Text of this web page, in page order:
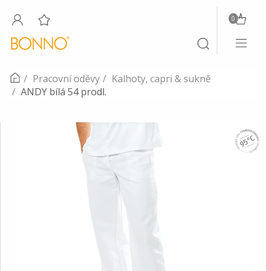
Toggle
search
0
Toggle
Pracovní oděvy
Kalhoty, capri & sukně
ANDY bílá 54 prodl.